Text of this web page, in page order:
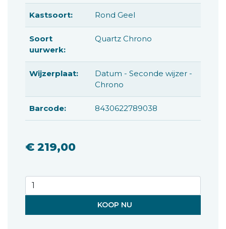
Kastsoort: Rond Geel
Soort
uurwerk:
Quartz Chrono
Wijzerplaat:
Datum - Seconde wijzer -
Chrono
Barcode: 8430622789038
€ 219,00
KOOP NU